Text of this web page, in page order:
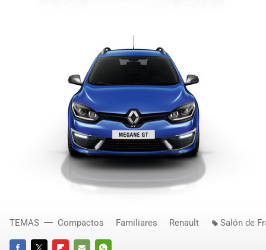
TEMAS Compactos Familiares Renault Salón de